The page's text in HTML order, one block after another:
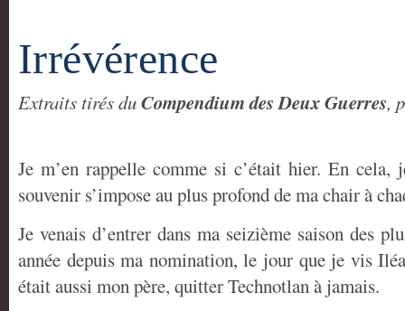
Irrévérence
Extraits tirés duCompendium des Deux Guerres,
Je m’en rappelle comme si c’était hier. En cela,
souvenir s’impose au plus profond de ma chair à
Je venais d’entrer dans ma seizième saison des
année depuis ma nomination, le jour que je vis
était aussi mon père, quitter Technotlan à jamais.